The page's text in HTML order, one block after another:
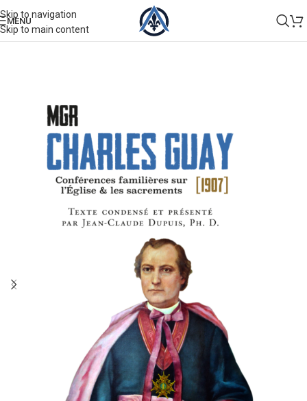
Skip to navigation
Skip to main content
MENU